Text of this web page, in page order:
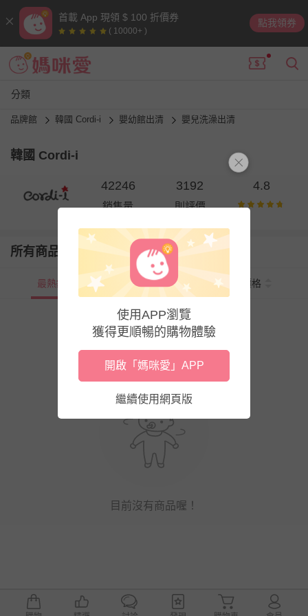
首載 App 現領 $ 100 折價券
( 10000+ )
點我領券
分類
品牌館 韓國 Cordi-i 嬰幼館出清 嬰兒洗澡出清
韓國 Cordi-i
42246
銷售量
3192
則評價
4.8
所有商品
最熱銷 新上市 價格
目前沒有商品喔！
使用APP瀏覽
獲得更順暢的購物體驗
開啟「媽咪愛」APP
繼續使用網頁版